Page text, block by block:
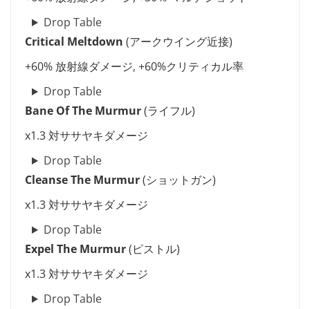
Drop Table
Critical Meltdown (アークウイング近接)
+60% 放射線ダメージ, +60%クリティカル率
Drop Table
Bane Of The Murmur(ライフル)
x1.3 対ササヤキダメージ
Drop Table
Cleanse The Murmur(ショットガン)
x1.3 対ササヤキダメージ
Drop Table
Expel The Murmur(ピストル)
x1.3 対ササヤキダメージ
Drop Table